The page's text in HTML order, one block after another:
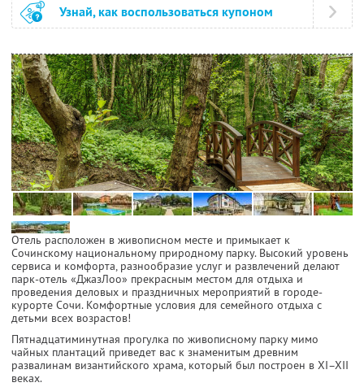
Узнай, как воспользоваться купоном
Отель расположен в живописном месте и примыкает к
Сочинскому национальному природному парку. Высокий уровень
сервиса и комфорта, разнообразие услуг и развлечений делают
парк-отель «ДжазЛоо» прекрасным местом для отдыха и
проведения деловых и праздничных мероприятий в городе-
курорте Сочи. Комфортные условия для семейного отдыха с
детьми всех возрастов!
Пятнадцатиминутная прогулка по живописному парку мимо
чайных плантаций приведет вас к знаменитым древним
развалинам византийского храма, который был построен в XI–XII
веках.